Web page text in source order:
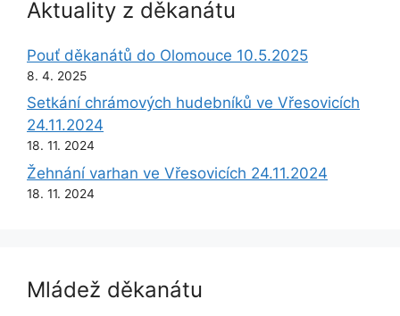
Aktuality z děkanátu
Pouť děkanátů do Olomouce 10.5.2025
8. 4. 2025
Setkání chrámových hudebníků ve Vřesovicích
24.11.2024
18. 11. 2024
Žehnání varhan ve Vřesovicích 24.11.2024
18. 11. 2024
Mládež děkanátu